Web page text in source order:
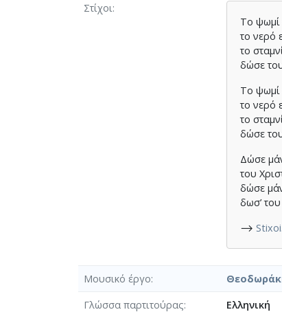
Στίχοι
Το ψωμί
το νερό
το
δώσε
Το ψωμί
το νερό
το
δώσε
Δώσε
του
δώσε
δωσ’
⟶
Μουσικό έργο
Γλώσσα παρτιτούρας
Ελληνική